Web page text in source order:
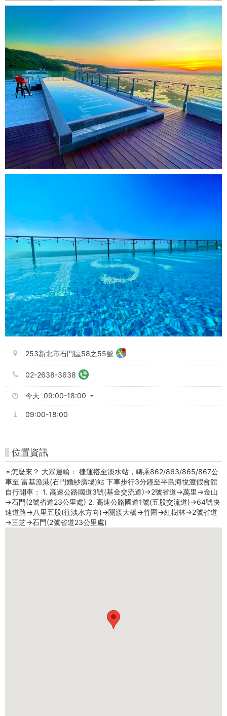
253新北市石門區58之55號
02-2638-3638
今天 09:00-18:00
09:00-18:00
位置資訊
➣怎麼來？ 大眾運輸： 捷運搭至淡水站，轉乘862/863/865/867公
車至 富基漁港(石門婚紗廣場)站 下車步行3分鐘至半島海悅渡假會館
自行開車： 1. 高速公路國道3號(基金交流道)→2號省道→萬里→金山
→石門(2號省道23公里處) 2. 高速公路國道1號(五股交流道)→64號快
速道路→八里五股(往淡水方向)→關渡大橋→竹圍→紅樹林→2號省道
→三芝→石門(2號省道23公里處)